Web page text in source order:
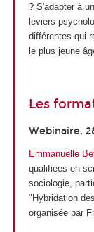
? S'adapter à
leviers
différentes qui
le plus jeune
Les
Webinaire,
Emmanuelle
qualifiées en
sociologie,
"Hybridation
organisée par